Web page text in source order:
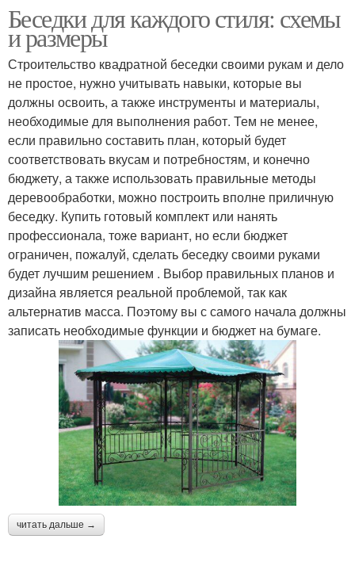
деревянных теплиц
Трубы с размерами
Удобный размер Чертеж с размерами
Беседки для каждого стиля: схемы
и размеры
Строительство квадратной беседки своими рукам и дело
не простое, нужно учитывать навыки, которые вы
должны освоить, а также инструменты и материалы,
необходимые для выполнения работ. Тем не менее,
если правильно составить план, который будет
соответствовать вкусам и потребностям, и конечно
бюджету, а также использовать правильные методы
деревообработки, можно построить вполне приличную
беседку. Купить готовый комплект или нанять
профессионала, тоже вариант, но если бюджет
ограничен, пожалуй, сделать беседку своими руками
будет лучшим решением . Выбор правильных планов и
дизайна является реальной проблемой, так как
альтернатив масса. Поэтому вы с самого начала должны
записать необходимые функции и бюджет на бумаге.
читать дальше →